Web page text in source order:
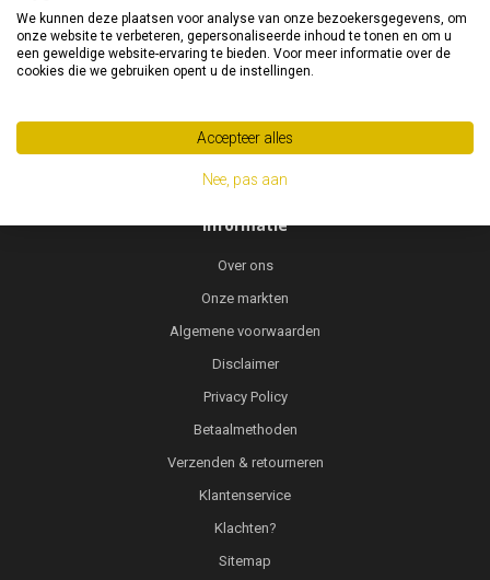
info@vaneckbeenmode.nl
Informatie
Over ons
Onze markten
Algemene voorwaarden
Disclaimer
Privacy Policy
Betaalmethoden
Verzenden & retourneren
Klantenservice
Klachten?
Sitemap
We kunnen deze plaatsen voor analyse van onze bezoekersgegevens, om
onze website te verbeteren, gepersonaliseerde inhoud te tonen en om u
een geweldige website-ervaring te bieden. Voor meer informatie over de
cookies die we gebruiken opent u de instellingen.
Accepteer alles
Nee, pas aan